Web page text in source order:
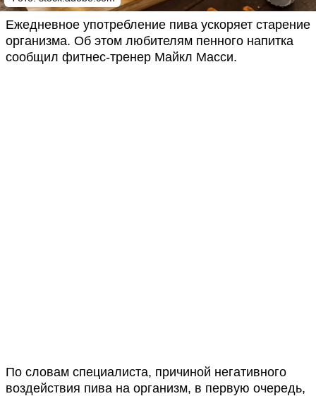
Ежедневное употребление пива ускоряет старение
организма. Об этом любителям пенного напитка
сообщил фитнес-тренер Майкл Масси.
По словам специалиста, причиной негативного
воздействия пива на организм, в первую очередь,